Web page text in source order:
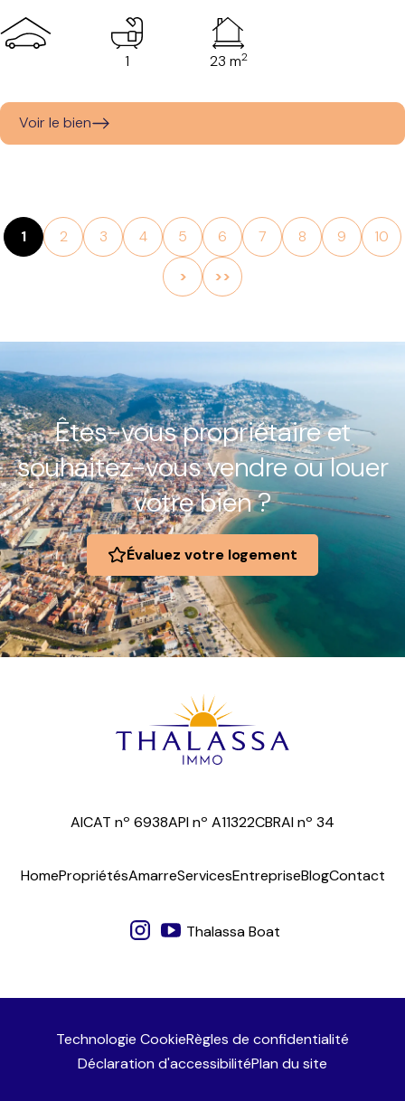
1 23 m2
Voir le bien
1 2 3 4 5 6 7 8 9 10
> >>
Êtes-vous propriétaire et
souhaitez-vous vendre ou louer
votre bien ?
Évaluez votre logement
AICAT nº 6938API nº A11322CBRAI nº 34
HomePropriétésAmarreServicesEntrepriseBlogContact
Thalassa Boat
Technologie CookieRègles de confidentialité
Déclaration d'accessibilitéPlan du site